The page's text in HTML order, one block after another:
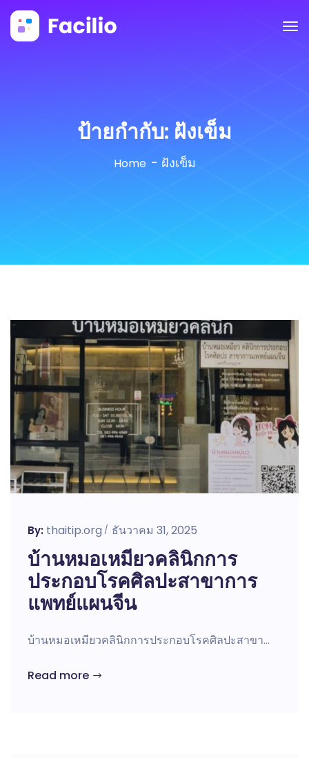
ป้ายกำกับ: ฝังเข็ม
Home ฝังเข็ม
By: thaitip.org ธันวาคม 31, 2025
บ้านหมอเหมียวคลินิกการ
ประกอบโรคศิลปะสาขาการ
แพทย์แผนจีน
บ้านหมอเหมียวคลินิกการประกอบโรคศิลปะสาขา…
Read more